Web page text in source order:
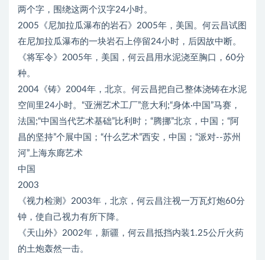
两个字，围绕这两个汉字24小时。
2005《尼加拉瓜瀑布的岩石》2005年，美国。何云昌试图
在尼加拉瓜瀑布的一块岩石上停留24小时，后因故中断。
《将军令》2005年，美国，何云昌用水泥浇至胸口，60分
种。
2004《铸》2004年，北京。何云昌把自己整体浇铸在水泥
空间里24小时。“亚洲艺术工厂”意大利;“身体·中国”马赛，
法国;“中国当代艺术基础”比利时；“腾挪”北京，中国；“阿
昌的坚持”个展中国；“什么艺术”西安，中国；“派对--苏州
河”上海东廊艺术
中国
2003
《视力检测》2003年，北京，何云昌注视一万瓦灯炮60分
钟，使自己视力有所下降。
《天山外》2002年，新疆，何云昌抵挡内装1.25公斤火药
的土炮轰然一击。